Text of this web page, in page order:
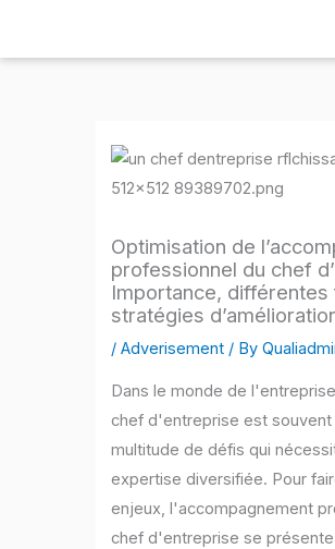
Optimisation de
professionnel du chef
Importance,
stratégies
/Adverisement / By
Dans le monde de
chef d'entreprise est souvent
multitude de défis qui
expertise diversifiée. Pour
enjeux, l'accompagnement
chef d'entreprise se